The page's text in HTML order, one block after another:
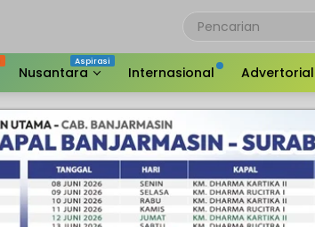
Nusantara Internasional Advertorial